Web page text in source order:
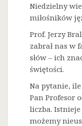
Niedzielny
miłośników
Prof. Jerzy
zabrał nas w
słów – ich
świętości.
Na pytanie,
Pan Profesor
liczba.
możemy